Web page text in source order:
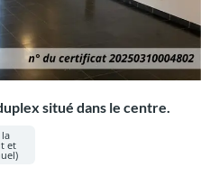
situé dans le centre.
et